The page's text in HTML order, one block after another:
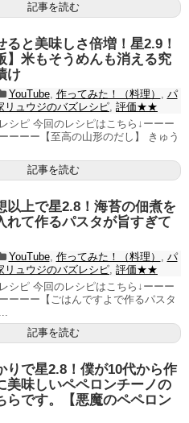
記事を読む
ると美味しさ倍増！星2.9！
】米もそうめんも消える究
け
YouTube, 作ってみた！（料理） , パ
リュウジのバズレシピ, 評価★★
シピ 今回のレシピはこちら↓ーーー
ーーー【至高の山形のだし】 きゅう
記事を読む
以上で星2.8！海苔の佃煮を
れて作るパスタが旨すぎて
YouTube, 作ってみた！（料理） , パ
リュウジのバズレシピ, 評価★★
シピ 今回のレシピはこちら↓ーーー
ーーー【ごはんですよで作るパスタ
記事を読む
りで星2.8！僕が10代から作
美味しいペペロンチーノの
らです。【悪魔のペペロン